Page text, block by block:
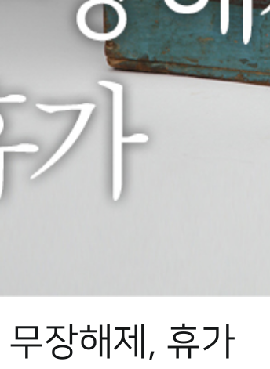
장해제, 휴가